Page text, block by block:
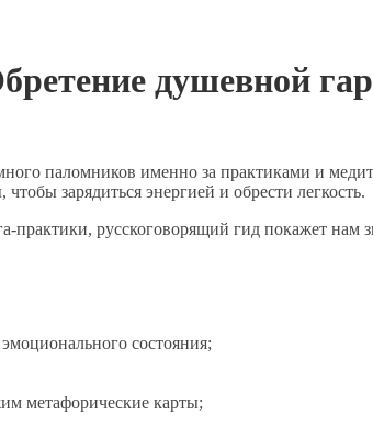
душевной
паломников именно за практиками и
зарядиться энергией и обрести легкость.
практики, русскоговорящий гид покажет
состояния;
метафорические карты;